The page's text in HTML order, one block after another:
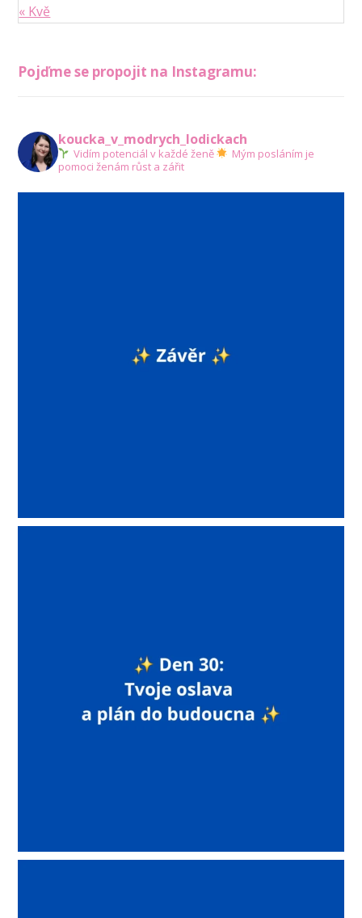
« Kvě
Pojďme se propojit na Instagramu:
koucka_v_modrych_lodickach
Vidím potenciál v každé ženě
Mým posláním je
pomoci ženám růst a zářit